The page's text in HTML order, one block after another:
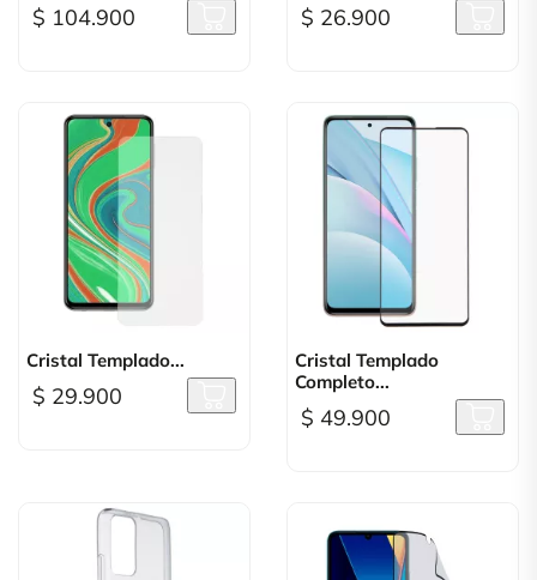
$ 104.900 $ 26.900
Cristal Templado...
$ 29.900
Cristal Templado
Completo...
$ 49.900